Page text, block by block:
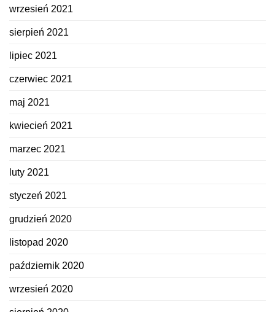
wrzesień 2021
sierpień 2021
lipiec 2021
czerwiec 2021
maj 2021
kwiecień 2021
marzec 2021
luty 2021
styczeń 2021
grudzień 2020
listopad 2020
październik 2020
wrzesień 2020